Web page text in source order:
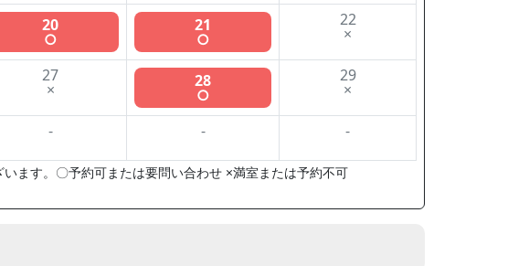
20
○
21
○
22
×
27
× 28
○
29
×
- - -
ます。〇予約可または要問い合わせ ×満室または予約不可